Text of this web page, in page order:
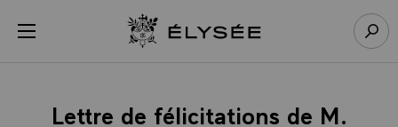
menu Retour à l’accueil Élysée
Lettre de félicitations de M.
Panneau de gestion des cookies